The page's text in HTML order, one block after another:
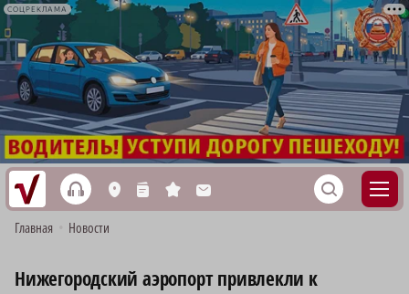
СОЦРЕКЛАМА
h L n s M S
Главная Новости
Нижегородский аэропорт привлекли к